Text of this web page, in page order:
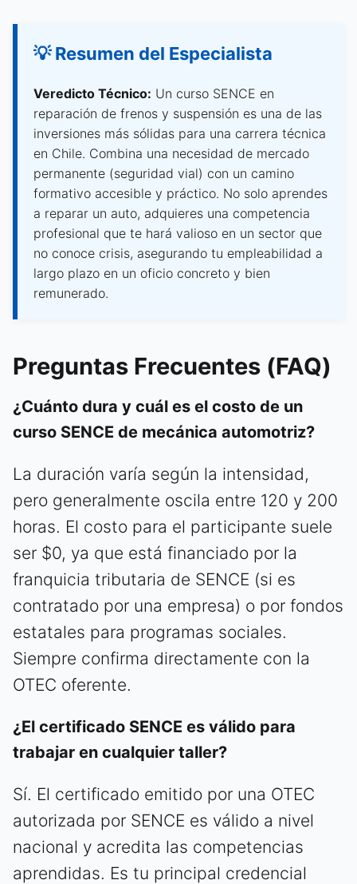
💡 Resumen del Especialista
Veredicto Técnico: Un curso SENCE en
reparación de frenos y suspensión es una de las
inversiones más sólidas para una carrera técnica
en Chile. Combina una necesidad de mercado
permanente (seguridad vial) con un camino
formativo accesible y práctico. No solo aprendes
a reparar un auto, adquieres una competencia
profesional que te hará valioso en un sector que
no conoce crisis, asegurando tu empleabilidad a
largo plazo en un oficio concreto y bien
remunerado.
Preguntas Frecuentes (FAQ)
¿Cuánto dura y cuál es el costo de un
curso SENCE de mecánica automotriz?
La duración varía según la intensidad,
pero generalmente oscila entre 120 y 200
horas. El costo para el participante suele
ser $0, ya que está financiado por la
franquicia tributaria de SENCE (si es
contratado por una empresa) o por fondos
estatales para programas sociales.
Siempre confirma directamente con la
OTEC oferente.
¿El certificado SENCE es válido para
trabajar en cualquier taller?
Sí. El certificado emitido por una OTEC
autorizada por SENCE es válido a nivel
nacional y acredita las competencias
aprendidas. Es tu principal credencial